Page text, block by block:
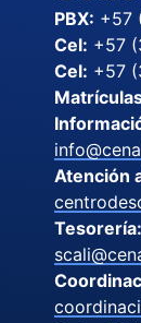
PBX: +57
Cel: +57
Cel: +57
Atención
Tesorería: